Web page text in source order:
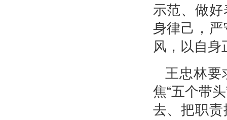
示范、做
身律己，
风，以自身
王忠林要
焦“五个带
去、把职